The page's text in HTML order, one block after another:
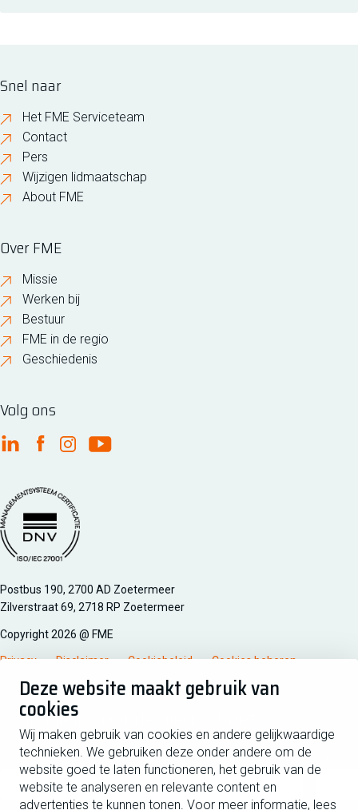
Deze website maakt gebruik van
cookies
Wij maken gebruik van cookies en andere gelijkwaardige
technieken. We gebruiken deze onder andere om de
website goed te laten functioneren, het gebruik van de
website te analyseren en relevante content en
advertenties te kunnen tonen. Voor meer informatie, lees
Snel naar
Het FME Serviceteam
Contact
Pers
Wijzigen lidmaatschap
About FME
Over FME
Missie
Werken bij
Bestuur
FME in de regio
Geschiedenis
Volg ons
FME Linkedin
FME Facebook
FME Instagram
FME Youtube
Managementsyteem certificatie DNV iso/iec 27001
Postbus 190, 2700 AD Zoetermeer
Zilverstraat 69, 2718 RP Zoetermeer
Copyright 2026 @ FME
Privacy Disclaimer Cookiebeleid Cookies beheren
Schrijf je in voor de nieuwsbrief
Voornaam